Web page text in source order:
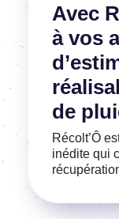
Avec
à vos
de
Récolt’Ô
inédite qui